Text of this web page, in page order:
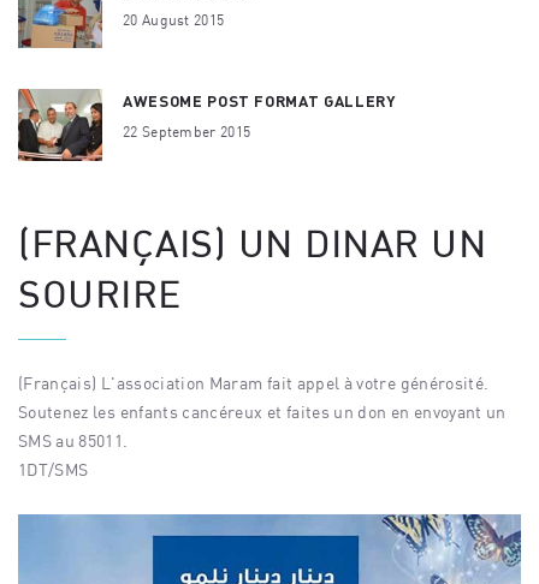
20 August 2015
AWESOME POST FORMAT GALLERY
22 September 2015
(FRANÇAIS) UN DINAR UN
SOURIRE
(Français) L'association Maram fait appel à votre générosité.
Soutenez les enfants cancéreux et faites un don en envoyant un
SMS au 85011.
1DT/SMS